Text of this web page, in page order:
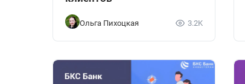
Ольга Пихоцкая 3.2K